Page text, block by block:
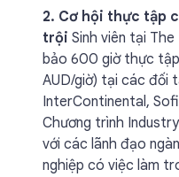
2. Cơ hội thực tập
trội Sinh viên tại
bảo 600 giờ thực
AUD/giờ) tại các đối
InterContinental,
Chương trình
với các lãnh đạo
nghiệp có việc làm